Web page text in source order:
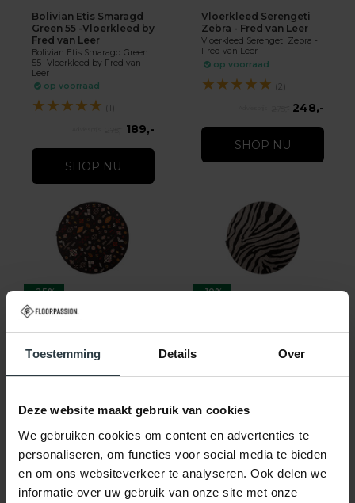
Toestemming Details Over
Deze website maakt gebruik van cookies
We gebruiken cookies om content en advertenties te
personaliseren, om functies voor social media te bieden
en om ons websiteverkeer te analyseren. Ook delen we
informatie over uw gebruik van onze site met onze
Bolivian Etis Smaragd
Green 55 -Vloerkleed by
Fred van Leer
Bolivian Etis Smaragd Green
55 -Vloerkleed by Fred van
Leer
op voorraad
★★★★★ (1)
189,-
SHOP NU
Vloerkleed Serengeti
Zebra - Fred van Leer
Vloerkleed Serengeti Zebra -
Fred van Leer
op voorraad
★★★★★ (2)
248,-
SHOP NU
-25%
Rond Vloerkleed
Floorpassion X Fred
Bolivian Etis Black 25 - Rond
299,- 229,-
SHOP NU
-10%
Serengeti Zebra -
Floorpassion X Fred
Rond vloerkleed Serengeti
299,-